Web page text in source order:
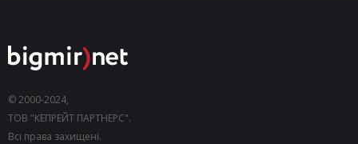
© 2000-2024,
ТОВ "КЕПРЕЙТ ПАРТНЕРС".
Всі права захищені.